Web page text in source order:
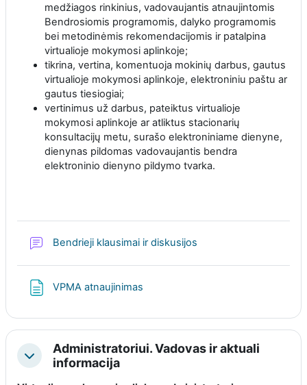
medžiagos rinkinius, vadovaujantis atnaujintomis
Bendrosiomis programomis, dalyko programomis
bei metodinėmis rekomendacijomis ir patalpina
virtualioje mokymosi aplinkoje;
tikrina, vertina, komentuoja mokinių darbus, gautus
virtualioje mokymosi aplinkoje, elektroniniu paštu ar
gautus tiesiogiai;
vertinimus už darbus, pateiktus virtualioje
mokymosi aplinkoje ar atliktus stacionarių
konsultacijų metu, surašo elektroniniame dienyne,
dienynas pildomas vadovaujantis bendra
elektroninio dienyno pildymo tvarka.
Bendrieji klausimai ir diskusijos
VPMA atnaujinimas
Sutraukti
Administratoriui. Vadovas ir aktuali
informacija